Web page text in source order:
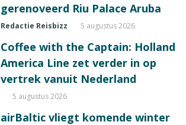
gerenoveerd Riu Palace Aruba
Redactie Reisbizz 5 augustus 2026
Coffee with the Captain: Holland
America Line zet verder in op
vertrek vanuit Nederland
5 augustus 2026
airBaltic vliegt komende winter